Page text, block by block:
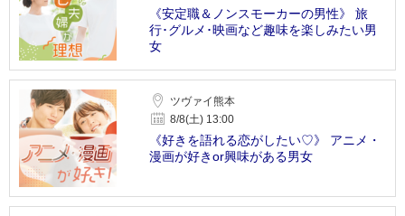
《安定職＆ノンスモーカーの男性》 旅
行･グルメ･映画など趣味を楽しみたい男
女
ツヴァイ熊本
8/8(土) 13:00
《好きを語れる恋がしたい♡》 アニメ・
漫画が好きor興味がある男女